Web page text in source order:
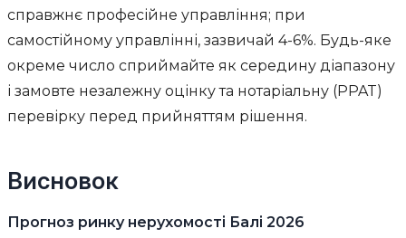
справжнє професійне управління; при
самостійному управлінні, зазвичай 4-6%. Будь-яке
окреме число сприймайте як середину діапазону
і замовте незалежну оцінку та нотаріальну (PPAT)
перевірку перед прийняттям рішення.
Висновок
Прогноз ринку нерухомості Балі 2026